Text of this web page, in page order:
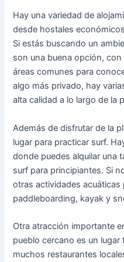
Hay una variedad de
desde hostales
Si estás buscando un
son una buena opción,
áreas comunes para
algo más privado, hay
alta calidad a lo largo de la
Además de disfrutar de la
lugar para practicar surf.
donde puedes alquilar una
surf para principiantes. Si
otras actividades acuáticas
paddleboarding, kayak y
Otra atracción importante
pueblo cercano es un
muchos restaurantes